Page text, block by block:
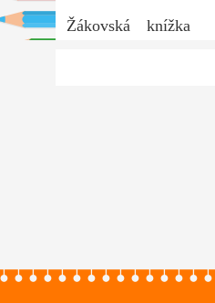
Žákovská knížka